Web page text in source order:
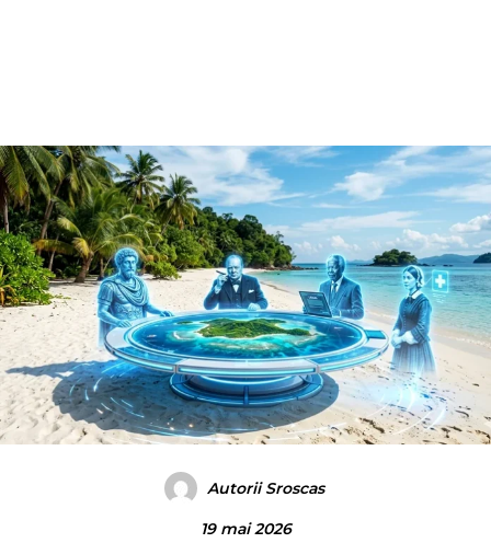
Autorii Sroscas
19 mai 2026